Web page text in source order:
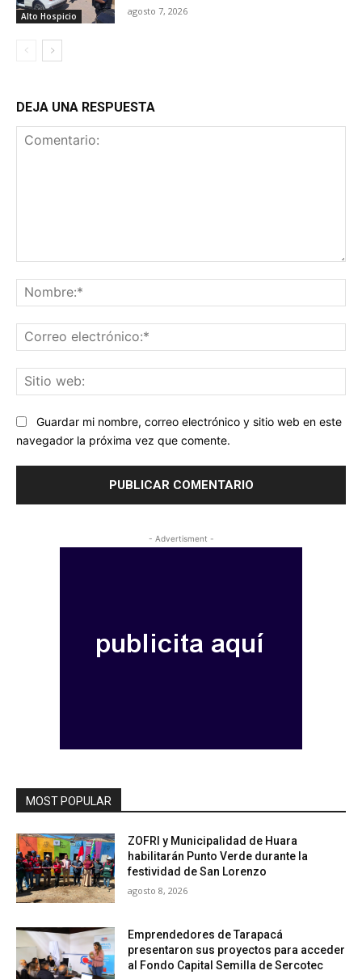
Alto Hospicio agosto 7, 2026
DEJA UNA RESPUESTA
Guardar mi nombre, correo electrónico y sitio web en este
navegador la próxima vez que comente.
- Advertisment -
MOST POPULAR
ZOFRI y Municipalidad de Huara
habilitarán Punto Verde durante la
festividad de San Lorenzo
agosto 8, 2026
Emprendedores de Tarapacá
presentaron sus proyectos para acceder
al Fondo Capital Semilla de Sercotec